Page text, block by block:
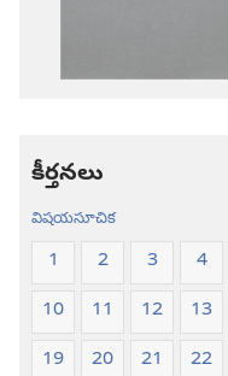
కీర్తనలు
విషయసూచిక
1 2 3 4
10
11 12 13
19
20 21 22